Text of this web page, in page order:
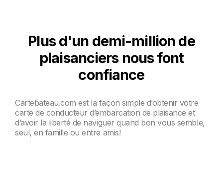
Plus d'un demi-million de
plaisanciers nous font
confiance
Cartebateau.com est la façon simple d’obtenir votre
carte de conducteur d’embarcation de plaisance et
d’avoir la liberté de naviguer quand bon vous semble,
seul, en famille ou entre amis!